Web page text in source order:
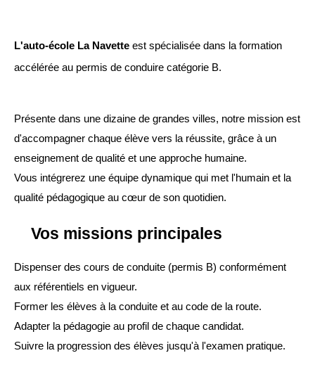
L'auto-école La Navette est spécialisée dans la formation
accélérée au permis de conduire catégorie B.
Présente dans une dizaine de grandes villes, notre mission est
d'accompagner chaque élève vers la réussite, grâce à un
enseignement de qualité et une approche humaine.
Vous intégrerez une équipe dynamique qui met l'humain et la
qualité pédagogique au cœur de son quotidien.
Vos missions principales
Dispenser des cours de conduite (permis B) conformément
aux référentiels en vigueur.
Former les élèves à la conduite et au code de la route.
Adapter la pédagogie au profil de chaque candidat.
Suivre la progression des élèves jusqu'à l'examen pratique.